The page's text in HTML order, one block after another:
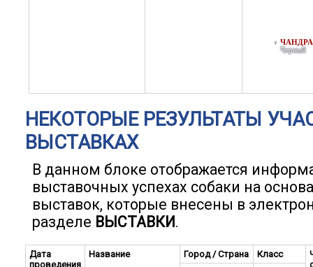
♀ ЧАНДРА
Черный
НЕКОТОРЫЕ РЕЗУЛЬТАТЫ
ВЫСТАВКАХ
В данном блоке отображается
выставочных успехах собаки на
выставок, которые внесены в
разделе ВЫСТАВКИ.
Дата
проведения
Название Город / Страна Класс